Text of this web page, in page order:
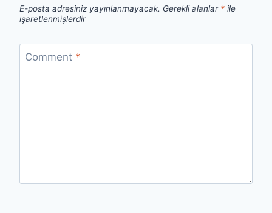
E-posta adresiniz yayınlanmayacak. Gerekli alanlar * ile
işaretlenmişlerdir
Comment *